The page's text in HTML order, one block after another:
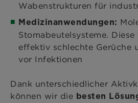
Wabenstrukturen für
Medizinanwendungen:
Stomabeutelsysteme.
effektiv schlechte Gerüche
vor Infektionen
Dank unterschiedlicher
können wir die besten